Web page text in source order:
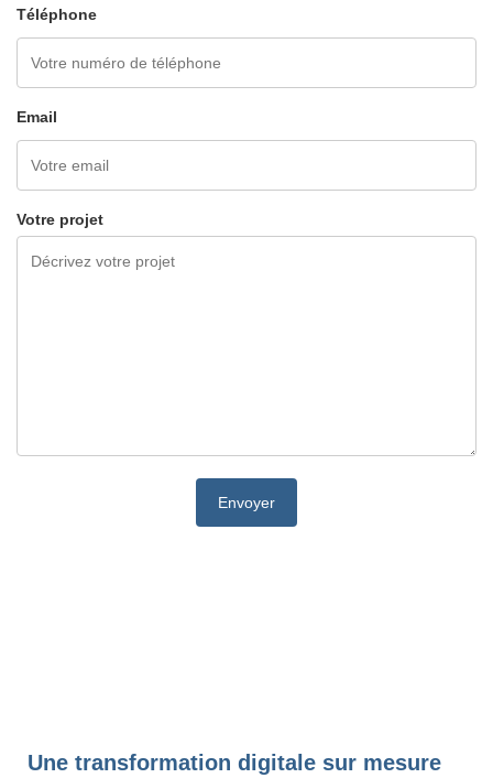
Téléphone
Email
Votre projet
Une transformation digitale sur mesure